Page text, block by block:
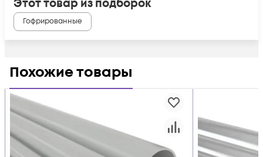
Этот товар из подборок
Гофрированные
Похожие товары